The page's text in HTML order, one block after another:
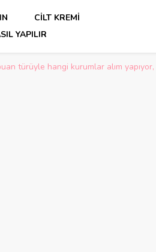
CILT KREMI
YAPILIR
türüyle hangi kurumlar alım yapıyor,